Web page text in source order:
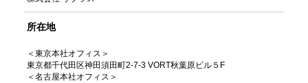
所在地
＜東京本社オフィス＞
東京都千代田区神田須田町2-7-3 VORT秋葉原ビル５F
＜名古屋本社オフィス＞